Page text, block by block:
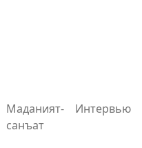
Маданият-
санъат
Интервью